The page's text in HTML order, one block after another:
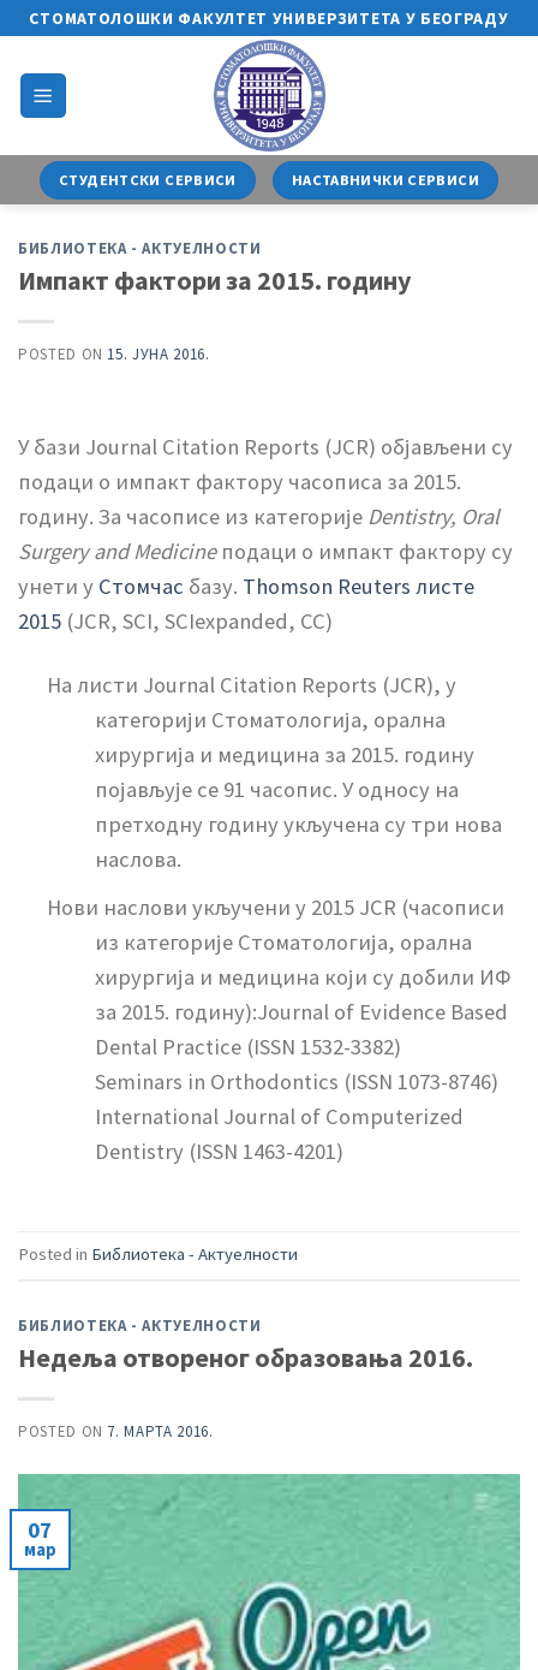
Skip
content
СТОМАТОЛОШКИ ФАКУЛТЕТ УНИВЕРЗИТЕТА У БЕОГРАДУ
СТУДЕНТСКИ СЕРВИСИ НАСТАВНИЧКИ СЕРВИСИ
БИБЛИОТЕКА - АКТУЕЛНОСТИ
Импакт фактори за 2015. годину
POSTED ON 15. ЈУНА 2016.
У бази Journal Citation Reports (JCR) објављени су
подаци о импакт фактору часописа за 2015.
годину. За часописе из категорије Dentistry, Oral
Surgery and Medicineподаци о импакт фактору су
унети у Стомчас базу. Thomson Reuters листе
2015 (JCR, SCI, SCIexpanded, CC)
На листи Journal Citation Reports (JCR), у
категорији Стоматологија, орална
хирургија и медицина за 2015. годину
појављује се 91 часопис. У односу на
претходну годину укључена су три нова
наслова.
Нови наслови укључени у 2015 JCR (часописи
из категорије Стоматологија, орална
хирургија и медицина који су добили ИФ
за 2015. годину):Journal of Evidence Based
Dental Practice (ISSN 1532-3382)
Seminars in Orthodontics (ISSN 1073-8746)
International Journal of Computerized
Dentistry (ISSN 1463-4201)
Posted in Библиотека - Актуелности
БИБЛИОТЕКА - АКТУЕЛНОСТИ
Недеља отвореног образовања 2016.
POSTED ON 7. МАРТА 2016.
07
мар